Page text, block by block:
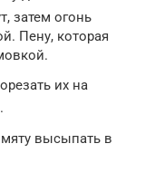
затем огонь
Пену, которая
их на
высыпать в